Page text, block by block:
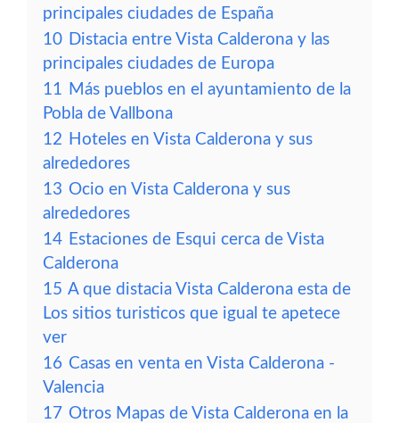
principales ciudades de España
10 Distacia entre Vista Calderona y las
principales ciudades de Europa
11 Más pueblos en el ayuntamiento de la
Pobla de Vallbona
12 Hoteles en Vista Calderona y sus
alrededores
13 Ocio en Vista Calderona y sus
alrededores
14 Estaciones de Esqui cerca de Vista
Calderona
15 A que distacia Vista Calderona esta de
Los sitios turisticos que igual te apetece
ver
16 Casas en venta en Vista Calderona -
Valencia
17 Otros Mapas de Vista Calderona en la